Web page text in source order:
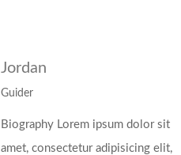
Jordan
Guider
Biography Lorem ipsum dolor sit
amet, consectetur adipisicing elit,